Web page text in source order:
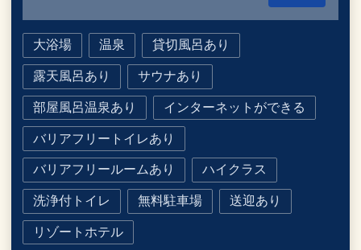
大浴場 温泉 貸切風呂あり
露天風呂あり サウナあり
部屋風呂温泉あり インターネットができる
バリアフリートイレあり
バリアフリールームあり ハイクラス
洗浄付トイレ 無料駐車場 送迎あり
リゾートホテル